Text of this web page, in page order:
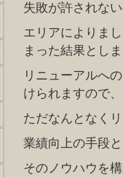
失敗が許されな
エリアによりま
まった結果とし
リニューアルへ
けられますので、
ただなんとなく
業績向上の手段
そのノウハウを